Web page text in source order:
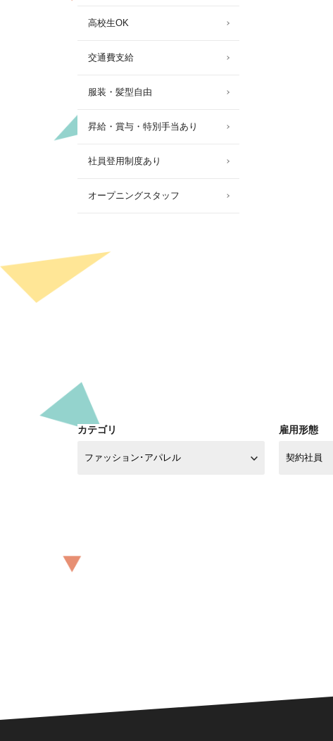
高校生OK
交通費支給
服装・髪型自由
昇給・賞与・特別手当あり
社員登用制度あり
オープニングスタッフ
カテゴリ 雇用形態